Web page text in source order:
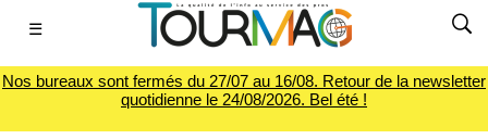
☰
Nos bureaux sont fermés du 27/07 au 16/08. Retour de la newsletter
quotidienne le 24/08/2026. Bel été !